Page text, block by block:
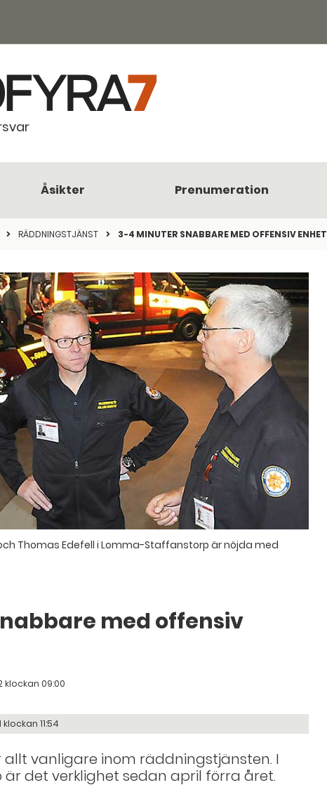
Åsikter Prenumeration
RÄDDNINGSTJÄNST 3-4 MINUTER SNABBARE MED OFFENSIV ENHET
Thomas Edefell i Lomma-Staffanstorp är nöjda med
med offensiv
klockan 09:00
klockan 11:54
vanligare inom räddningstjänsten. I
det verklighet sedan april förra året.